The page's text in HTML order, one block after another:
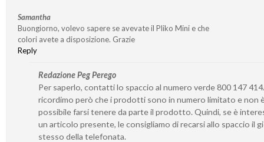
Samantha
Buongiorno, volevo sapere se avevate il Pliko Mini e che
colori avete a disposizione. Grazie
Reply
Redazione Peg Perego
Per saperlo, contatti lo spaccio al numero verde 800 147
ricordimo però che i prodotti sono in numero limitato e non
possibile farsi tenere da parte il prodotto. Quindi, se è
un articolo presente, le consigliamo di recarsi allo spaccio il
stesso della telefonata.